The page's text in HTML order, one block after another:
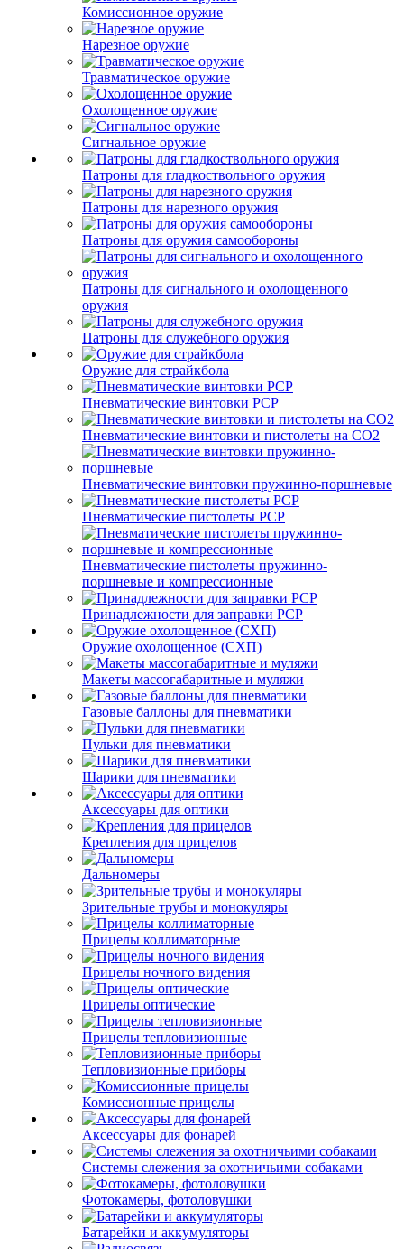
Комиссионное оружие
Нарезное оружие
Травматическое оружие
Охолощенное оружие
Сигнальное оружие
Патроны для гладкоствольного оружия
Патроны для нарезного оружия
Патроны для оружия самообороны
Патроны для сигнального и охолощенного
оружия
Патроны для служебного оружия
Оружие для страйкбола
Пневматические винтовки PCP
Пневматические винтовки и пистолеты на CO2
Пневматические винтовки пружинно-поршневые
Пневматические пистолеты PCP
Пневматические пистолеты пружинно-
поршневые и компрессионные
Принадлежности для заправки PCP
Оружие охолощенное (СХП)
Макеты массогабаритные и муляжи
Газовые баллоны для пневматики
Пульки для пневматики
Шарики для пневматики
Аксессуары для оптики
Крепления для прицелов
Дальномеры
Зрительные трубы и монокуляры
Прицелы коллиматорные
Прицелы ночного видения
Прицелы оптические
Прицелы тепловизионные
Тепловизионные приборы
Комиссионные прицелы
Аксессуары для фонарей
Системы слежения за охотничьими собаками
Фотокамеры, фотоловушки
Батарейки и аккумуляторы